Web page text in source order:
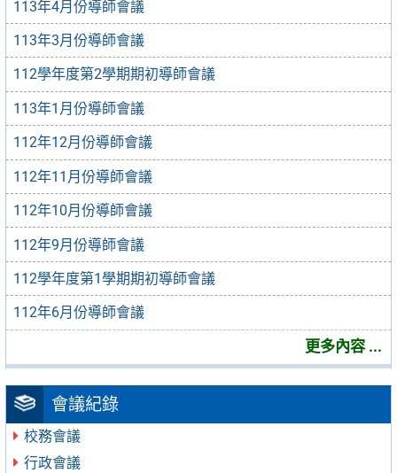
113年4月份導師會議
113年3月份導師會議
112學年度第2學期期初導師會議
113年1月份導師會議
112年12月份導師會議
112年11月份導師會議
112年10月份導師會議
112年9月份導師會議
112學年度第1學期期初導師會議
112年6月份導師會議
更多內容 ...
會議紀錄
校務會議
行政會議